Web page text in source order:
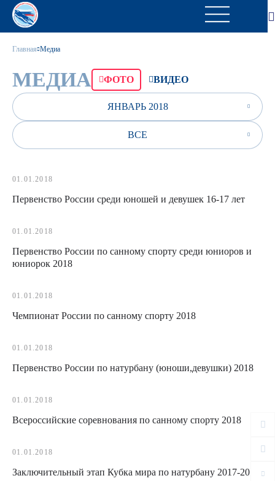
Главная Медиа
МЕДИА ФОТО ВИДЕО
ЯНВАРЬ 2018
ВСЕ
01.01.2018
Первенство России среди юношей и девушек 16-17 лет
01.01.2018
Первенство России по санному спорту среди юниоров и
юниорок 2018
01.01.2018
Чемпионат России по санному спорту 2018
01.01.2018
Первенство России по натурбану (юноши,девушки) 2018
01.01.2018
Всероссийские соревнования по санному спорту 2018
01.01.2018
Заключительный этап Кубка мира по натурбану 2017-2018